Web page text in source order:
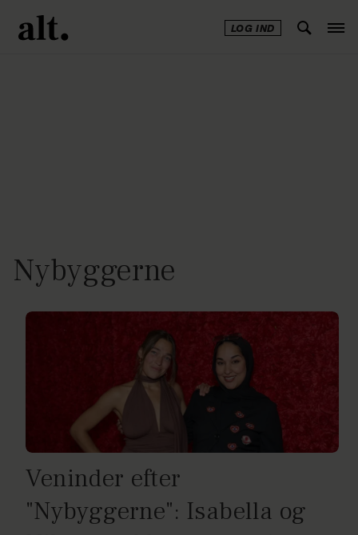
LOG IND
Nybyggerne
Veninder efter
"Nybyggerne": Isabella og